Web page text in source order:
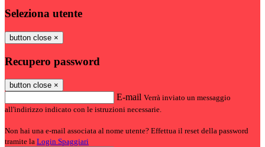
Seleziona utente
button close ×
Recupero password
button close ×
E-mail Verrà inviato un messaggio
all'indirizzo indicato con le istruzioni necessarie.
Non hai una e-mail associata al nome utente? Effettua il reset della password
tramite la Login Spaggiari